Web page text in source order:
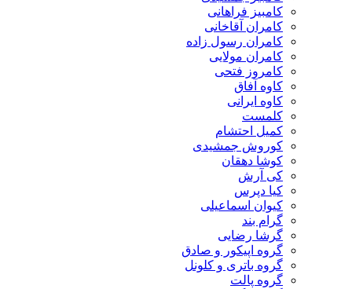
کامبیز فراهانی
کامران آقاخانی
کامران رسول زاده
کامران مولایی
کامروز فتحی
کاوه آفاق
کاوه ایرانی
کلمست
کمیل احتشام
کوروش جمشیدی
کوشا دهقان
کی آرش
کیا دپرس
کیوان اسماعیلی
گرام بند
گرشا رضایی
گروه اپیکور و صادق
گروه باتری و کلونل
گروه پالت